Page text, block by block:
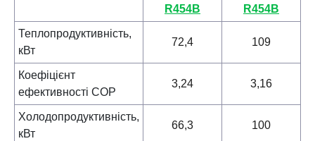
R454B
R454B
Теплопродуктивність,
кВт
72,4 109
Коефіцієнт
ефективності COP
3,24 3,16
Холодопродуктивність,
кВт
66,3 100